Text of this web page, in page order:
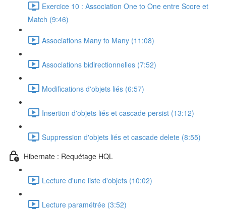
Exercice 10 : Association One to One entre Score et
Match (9:46)
Associations Many to Many (11:08)
Associations bidirectionnelles (7:52)
Modifications d'objets liés (6:57)
Insertion d'objets liés et cascade persist (13:12)
Suppression d'objets liés et cascade delete (8:55)
Hibernate : Requétage HQL
Lecture d'une liste d'objets (10:02)
Lecture paramétrée (3:52)